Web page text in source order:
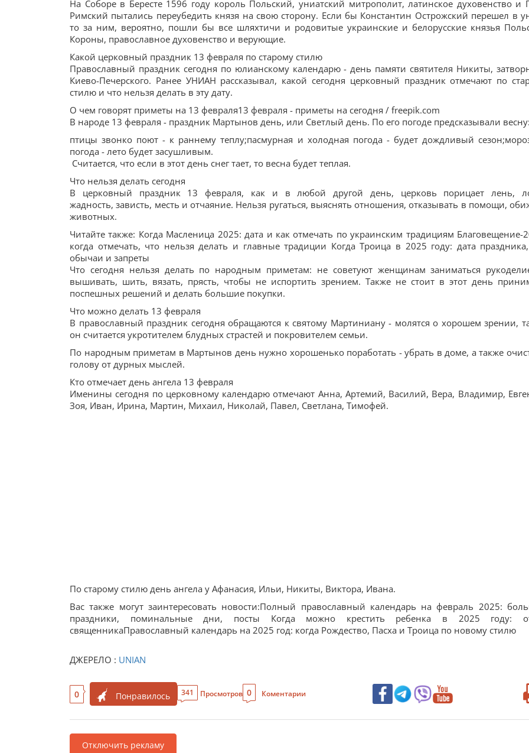
На Соборе в Бересте 1596 году король Польский, униатский митрополит, латинское духовенство и
Римский пытались переубедить князя на свою сторону. Если бы Константин Острожский перешел в
то за ним, вероятно, пошли бы все шляхтичи и родовитые украинские и белорусские князья
Короны, православное духовенство и верующие.
Какой церковный праздник 13 февраля по старому стилю
Православный праздник сегодня по юлианскому календарю - день памяти святителя Никиты,
Киево-Печерского. Ранее УНИАН рассказывал, какой сегодня церковный праздник отмечают по
стилю и что нельзя делать в эту дату.
О чем говорят приметы на 13 февраля13 февраля - приметы на сегодня / freepik.com
В народе 13 февраля - праздник Мартынов день, или Светлый день. По его погоде предсказывали весну:
птицы звонко поют - к раннему теплу;пасмурная и холодная погода - будет дождливый
погода - лето будет засушливым.
Считается, что если в этот день снег тает, то весна будет теплая.
Что нельзя делать сегодня
В церковный праздник 13 февраля, как и в любой другой день, церковь порицает лень,
жадность, зависть, месть и отчаяние. Нельзя ругаться, выяснять отношения, отказывать в помощи,
животных.
Читайте также: Когда Масленица 2025: дата и как отмечать по украинским традициям Благовещение-
когда отмечать, что нельзя делать и главные традиции Когда Троица в 2025 году: дата
обычаи и запреты
Что сегодня нельзя делать по народным приметам: не советуют женщинам заниматься
вышивать, шить, вязать, прясть, чтобы не испортить зрением. Также не стоит в этот день
поспешных решений и делать большие покупки.
Что можно делать 13 февраля
В православный праздник сегодня обращаются к святому Мартиниану - молятся о хорошем зрении,
он считается укротителем блудных страстей и покровителем семьи.
По народным приметам в Мартынов день нужно хорошенько поработать - убрать в доме, а также
голову от дурных мыслей.
Кто отмечает день ангела 13 февраля
Именины сегодня по церковному календарю отмечают Анна, Артемий, Василий, Вера, Владимир,
Зоя, Иван, Ирина, Мартин, Михаил, Николай, Павел, Светлана, Тимофей.
По старому стилю день ангела у Афанасия, Ильи, Никиты, Виктора, Ивана.
Вас также могут заинтересовать новости:Полный православный календарь на февраль 2025:
праздники, поминальные дни, посты Когда можно крестить ребенка в 2025 году:
священникаПравославный календарь на 2025 год: когда Рождество, Пасха и Троица по новому стилю
ДЖЕРЕЛО : UNIAN
0 Понравилось 341 Просмотров 0 Коментарии
Отключить рекламу